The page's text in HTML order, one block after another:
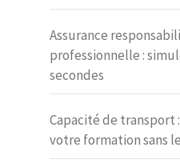
Assurance
professionnelle :
secondes
Capacité de transport
votre formation sans le